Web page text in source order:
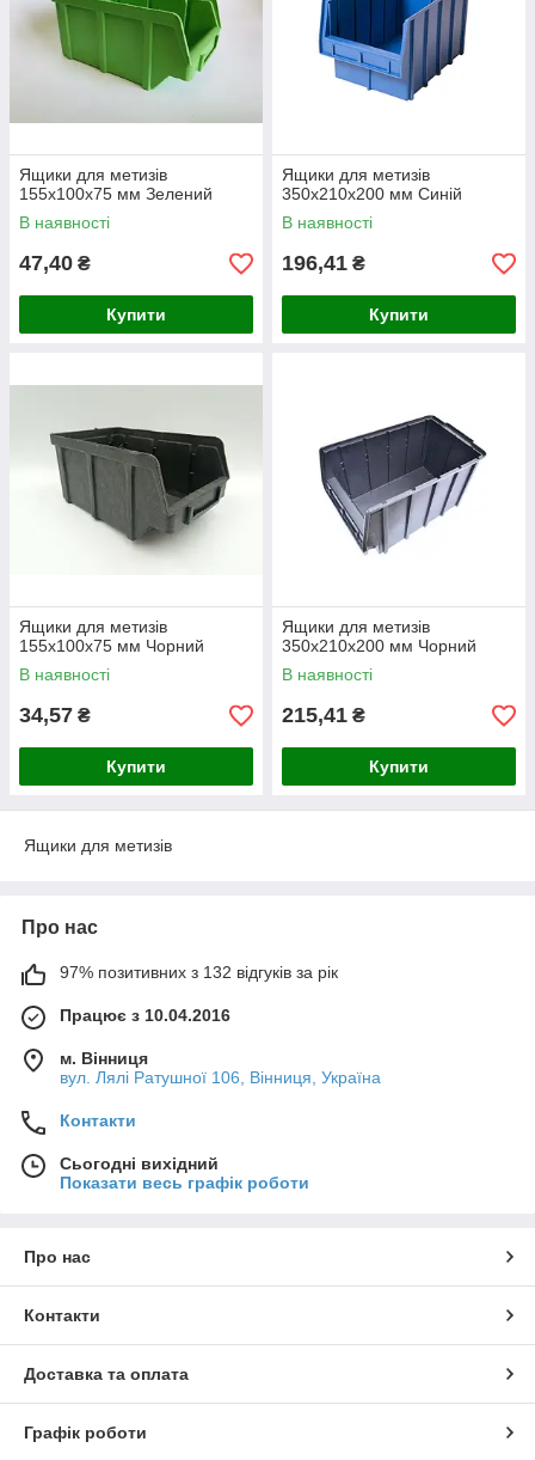
Ящики для метизів
155х100х75 мм Зелений
В наявності
47,40 ₴
Купити
Ящики для метизів
350х210х200 мм Синій
В наявності
196,41 ₴
Купити
Ящики для метизів
155х100х75 мм Чорний
В наявності
34,57 ₴
Купити
Ящики для метизів
350х210х200 мм Чорний
В наявності
215,41 ₴
Купити
Ящики для метизів
Про нас
97% позитивних з 132 відгуків за рік
Працює з 10.04.2016
м. Вінниця
вул. Лялі Ратушної 106, Вінниця, Україна
Контакти
Сьогодні вихідний
Показати весь графік роботи
Про нас
Контакти
Доставка та оплата
Графік роботи